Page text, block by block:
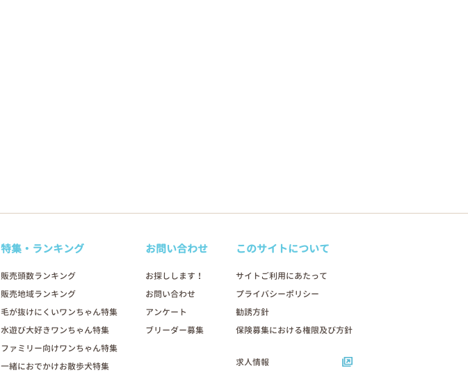
特集・ランキング
販売頭数ランキング
販売地域ランキング
毛が抜けにくいワンちゃん特集
水遊び大好きワンちゃん特集
ファミリー向けワンちゃん特集
一緒におでかけお散歩犬特集
お問い合わせ
お探しします！
お問い合わせ
アンケート
ブリーダー募集
このサイトについて
サイトご利用にあたって
プライバシーポリシー
勧誘方針
保険募集における権限及び方針
求人情報